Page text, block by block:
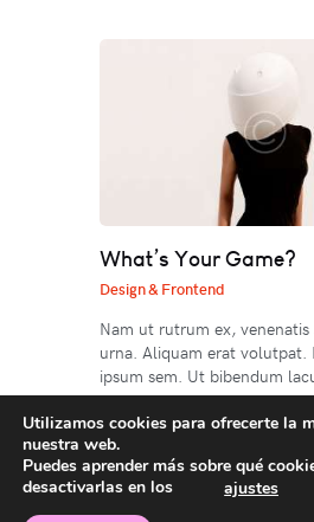
What’s Your Game?
Design & Frontend
Nam ut rutrum ex,
urna. Aliquam erat volutpat.
ipsum sem. Ut bibendum
maximus suscipit. Quisque
neque blandit euismod.
dignissim volutpat orci at
ipsum volutpat.
Utilizamos cookies para ofrecerte la
nuestra web.
Puedes aprender más sobre qué
desactivarlas en los
ajustes